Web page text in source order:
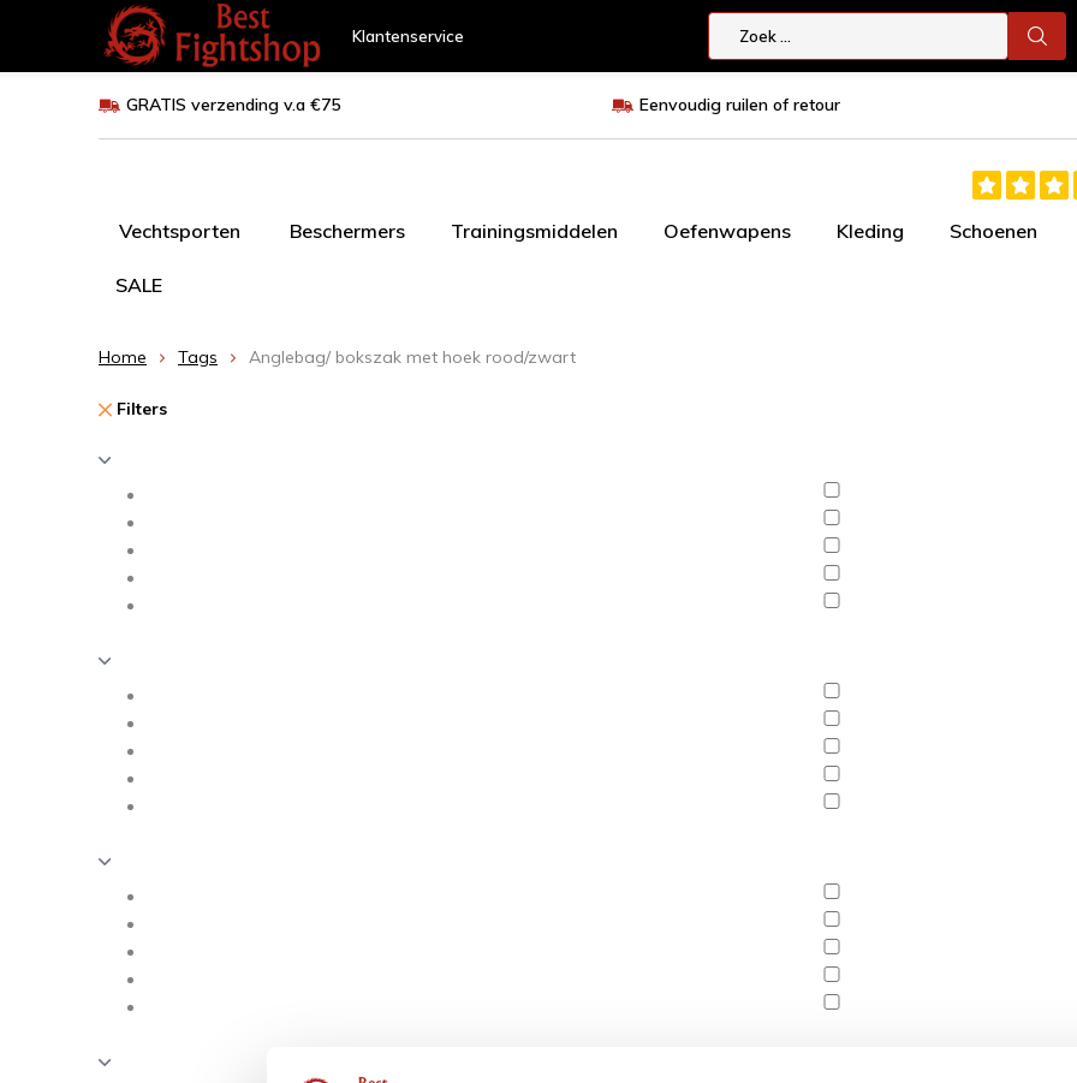
Klantenservice
GRATIS verzending v.a €75 Eenvoudig ruilen of retour
Vechtsporten Beschermers Trainingsmiddelen Oefenwapens Kleding Schoenen
SALE
Home Tags Anglebag/ bokszak met hoek rood/zwart
Filters